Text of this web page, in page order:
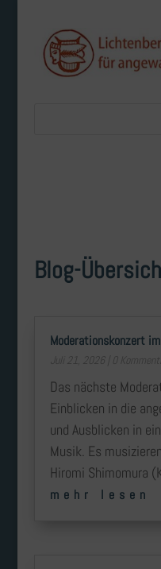
Blog-
Moderationskonzert
Juli 21, 2026 | 0
Das nächste
Einblicken in die
und Ausblicken in
Musik. Es
Hiromi Shimomura
mehr lesen